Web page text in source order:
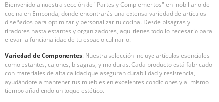
Bienvenido a nuestra sección de "Partes y Complementos" en mobiliario de
cocina en Emponda, donde encontrarás una extensa variedad de artículos
diseñados para optimizar y personalizar tu cocina. Desde bisagras y
tiradores hasta estantes y organizadores, aquí tienes todo lo necesario para
elevar la funcionalidad de tu espacio culinario.
Variedad de Componentes: Nuestra selección incluye artículos esenciales
como estantes, cajones, bisagras, y molduras. Cada producto está fabricado
con materiales de alta calidad que aseguran durabilidad y resistencia,
ayudándote a mantener tus muebles en excelentes condiciones y al mismo
tiempo añadiendo un toque estético.